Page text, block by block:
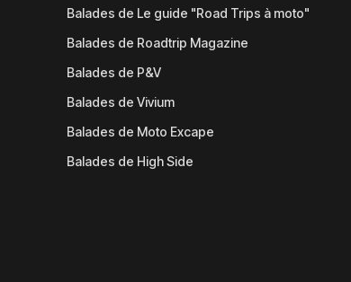
Balades de Le guide "Road Trips à moto"
Balades de Roadtrip Magazine
Balades de P&V
Balades de Vivium
Balades de Moto Excape
Balades de High Side